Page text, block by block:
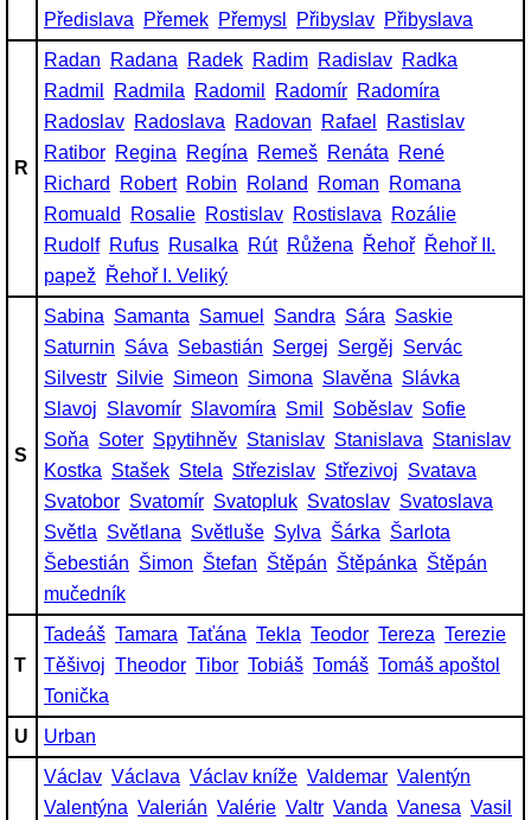
Předislava
Přemek Přemysl Přibyslav Přibyslava
R
Radan Radana Radek Radim Radislav Radka
Radmil
Radmila Radomil Radomír Radomíra
Radoslav Radoslava Radovan Rafael
Rastislav
Ratibor Regina Regína Remeš Renáta
René
Richard
Robert Robin Roland Roman
Romana
Romuald
Rosalie Rostislav Rostislava
Rozálie
Rudolf Rufus Rusalka Rút Růžena Řehoř Řehoř II.
papež
Řehoř I. Veliký
S
Sabina Samanta Samuel Sandra Sára Saskie
Saturnin Sáva Sebastián Sergej Sergěj Servác
Silvestr Silvie Simeon Simona Slavěna Slávka
Slavoj Slavomír Slavomíra Smil Soběslav Sofie
Soňa Soter Spytihněv Stanislav Stanislava Stanislav
Kostka Stašek Stela Střezislav Střezivoj Svatava
Svatobor Svatomír Svatopluk Svatoslav Svatoslava
Světla Světlana Světluše Sylva Šárka Šarlota
Šebestián Šimon Štefan Štěpán Štěpánka Štěpán
mučedník
T
Tadeáš Tamara Taťána Tekla Teodor Tereza Terezie
Těšivoj Theodor Tibor Tobiáš Tomáš Tomáš apoštol
Tonička
U
Urban
Václav Václava Václav kníže Valdemar Valentýn
Valentýna Valerián Valérie Valtr Vanda Vanesa Vasil